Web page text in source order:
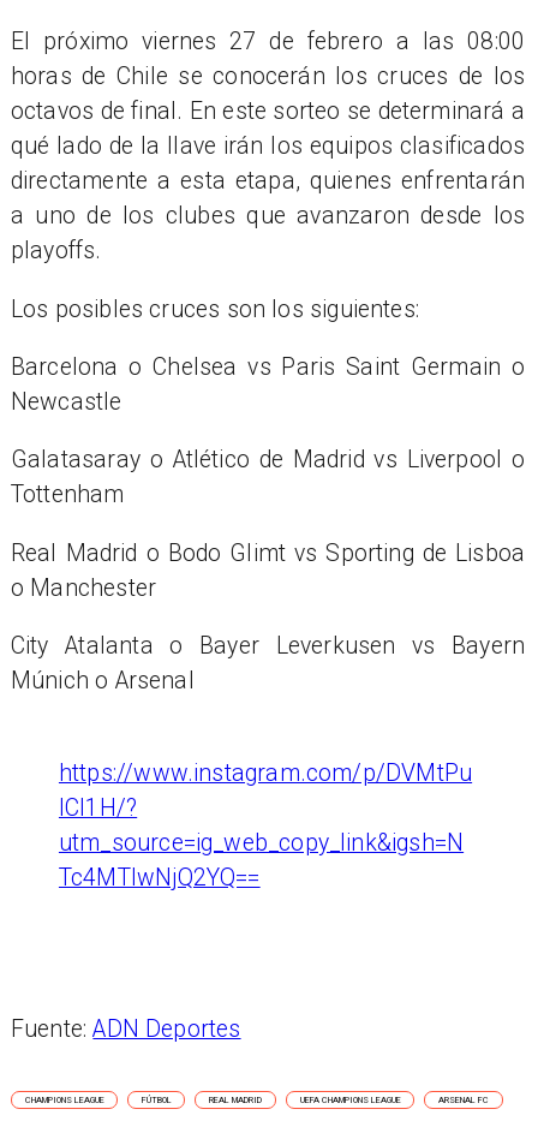
El próximo viernes 27 de febrero a las 08:00
horas de Chile se conocerán los cruces de los
octavos de final. En este sorteo se determinará a
qué lado de la llave irán los equipos clasificados
directamente a esta etapa, quienes enfrentarán
a uno de los clubes que avanzaron desde los
playoffs.
Los posibles cruces son los siguientes:
​Barcelona o Chelsea vs Paris Saint Germain o
Newcastle
Galatasaray o Atlético de Madrid vs Liverpool o
Tottenham
Real Madrid o Bodo Glimt vs Sporting de Lisboa
o Manchester
City Atalanta o Bayer Leverkusen vs Bayern
Múnich o Arsenal
https://www.instagram.com/p/DVMtPu
ICI1H/?
utm_source=ig_web_copy_link&igsh=N
Tc4MTIwNjQ2YQ==
Fuente:ADN Deportes
CHAMPIONS LEAGUE FÚTBOL REAL MADRID UEFA CHAMPIONS LEAGUE ARSENAL FC